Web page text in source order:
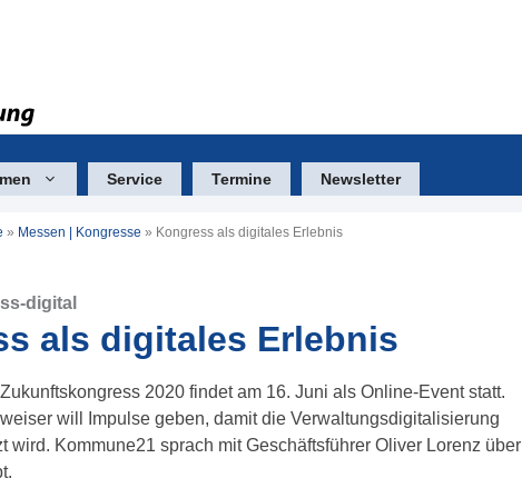
Service Termine Newsletter
» Messen | Kongresse » Kongress als digitales Erlebnis
digital
als digitales Erlebnis
2020 findet am 16. Juni als Online-Event statt.
will Impulse geben, damit die Verwaltungsdigitalisierung
wird. Kommune21 sprach mit Geschäftsführer Oliver Lorenz über